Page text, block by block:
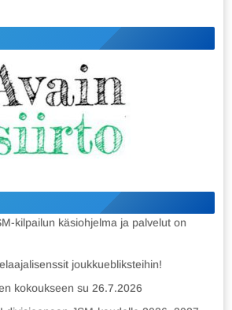
kilpailun käsiohjelma ja palvelut on
joukkuebliksteihin!
kokoukseen su 26.7.2026